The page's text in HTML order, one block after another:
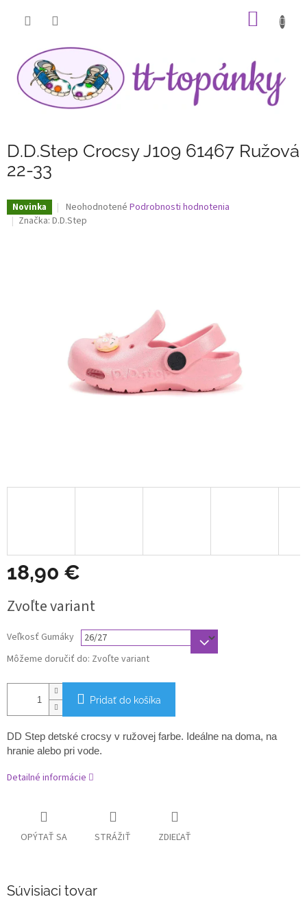
D.D.Step Crocsy J109 61467 Ružová
22-33
Novinka
Priemerné
hodnotenie
Neohodnotené Podrobnosti hodnotenia
Značka: D.D.Step
18,90 €
cena:
Zvoľte variant
Veľkosť Gumáky
Môžeme doručiť do: Zvoľte variant
Pridať do košíka
DD Step detské crocsy v ružovej farbe. Ideálne na doma, na
hranie alebo pri vode.
Detailné informácie
OPÝTAŤ SA STRÁŽIŤ ZDIEĽAŤ
Súvisiaci tovar